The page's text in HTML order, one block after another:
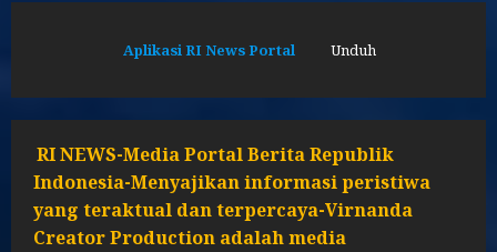
Aplikasi RI News Portal Unduh
RI NEWS-Media Portal Berita Republik
Indonesia-Menyajikan informasi peristiwa
yang teraktual dan terpercaya-Virnanda
Creator Production adalah media